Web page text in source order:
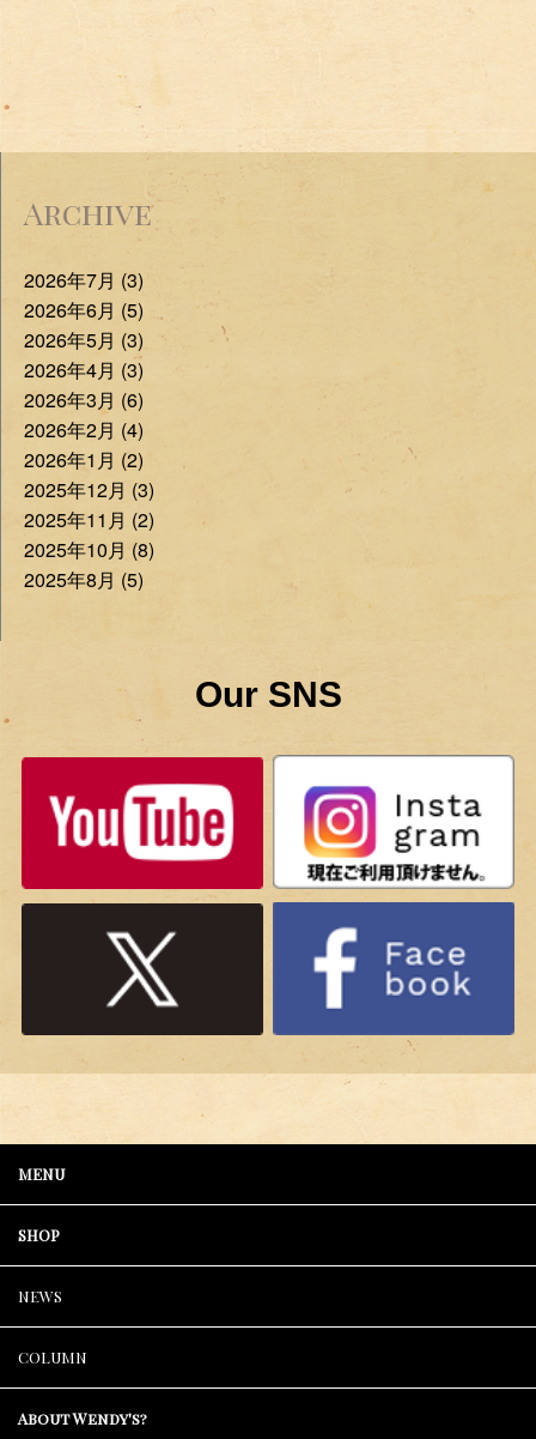
Archive
2026年7月 (3)
2026年6月 (5)
2026年5月 (3)
2026年4月 (3)
2026年3月 (6)
2026年2月 (4)
2026年1月 (2)
2025年12月 (3)
2025年11月 (2)
2025年10月 (8)
2025年8月 (5)
Our SNS
MENU
SHOP
NEWS
COLUMN
About Wendy's?